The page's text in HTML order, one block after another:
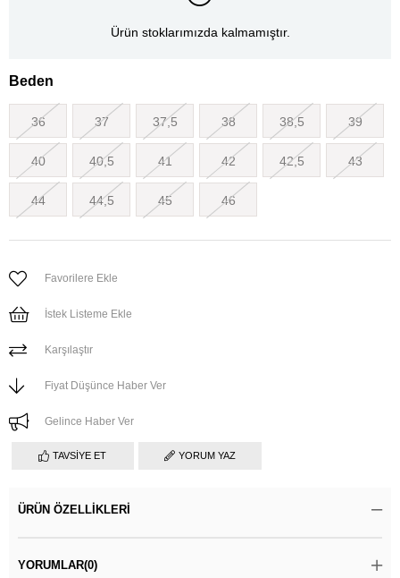
Ürün stoklarımızda kalmamıştır.
Beden
36 37 37,5 38 38,5 39
40 40,5 41 42 42,5 43
44 44,5 45 46
Favorilere Ekle
İstek Listeme Ekle
Karşılaştır
Fiyat Düşünce Haber Ver
Gelince Haber Ver
TAVSIYE ET YORUM YAZ
ÜRÜN ÖZELLIKLERI
YORUMLAR(0)